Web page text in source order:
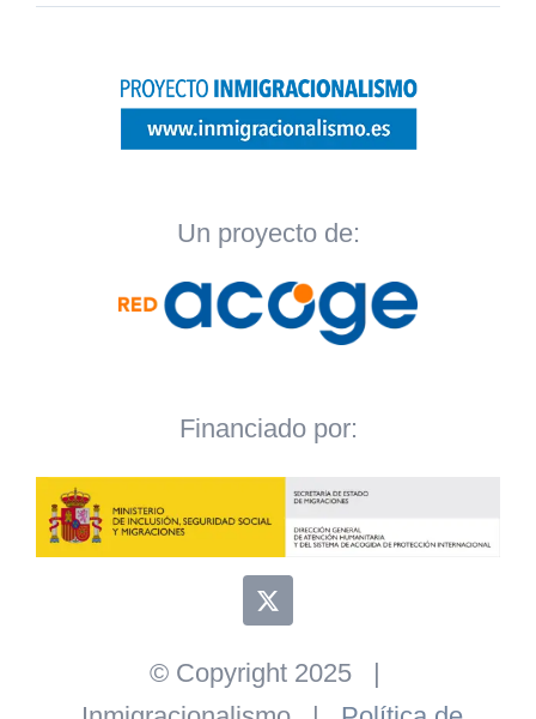
Un proyecto de:
Financiado por:
© Copyright 2025 |